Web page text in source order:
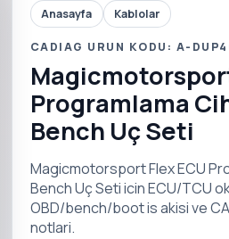
Anasayfa Kablolar
CADIAG URUN KODU: A-
Programlama
Bench Uç Seti
Magicmotorsport Flex ECU
Bench Uç Seti icin ECU/TCU
OBD/bench/boot is akisi ve
notlari.